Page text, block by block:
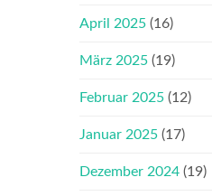
April 2025 (16)
März 2025 (19)
Februar 2025 (12)
Januar 2025 (17)
Dezember 2024 (19)